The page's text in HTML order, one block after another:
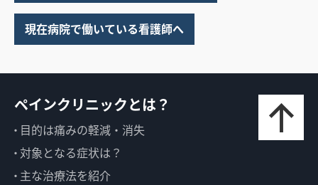
現在病院で働いている看護師へ
ペインクリニックとは？
目的は痛みの軽減・消失
対象となる症状は？
主な治療法を紹介